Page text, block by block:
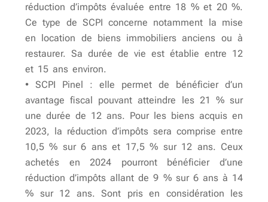
réduction d’impôts évaluée entre 18 % et 20 %.
Ce type de SCPI concerne notamment la mise
en location de biens immobiliers anciens ou à
restaurer. Sa durée de vie est établie entre 12
et 15 ans environ.
• SCPI Pinel : elle permet de bénéficier d’un
avantage fiscal pouvant atteindre les 21 % sur
une durée de 12 ans. Pour les biens acquis en
2023, la réduction d’impôts sera comprise entre
10,5 % sur 6 ans et 17,5 % sur 12 ans. Ceux
achetés en 2024 pourront bénéficier d’une
réduction d’impôts allant de 9 % sur 6 ans à 14
% sur 12 ans. Sont pris en considération les